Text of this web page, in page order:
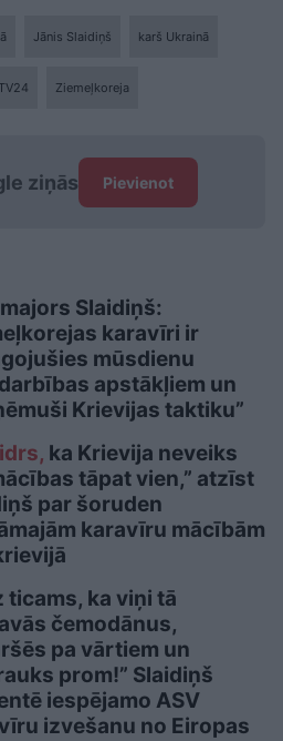
Jānis Slaidiņš karš Ukrainā
TV24 Ziemeļkoreja
ziņās Pievienot
majors Slaidiņš:
karavīri ir
mūsdienu
apstākļiem un
Krievijas taktiku”
ka Krievija neveiks
tāpat vien,” atzīst
par šoruden
karavīru mācībām
ticams, ka viņi tā
čemodānus,
pa vārtiem un
prom!” Slaidiņš
iespējamo ASV
izvešanu no Eiropas